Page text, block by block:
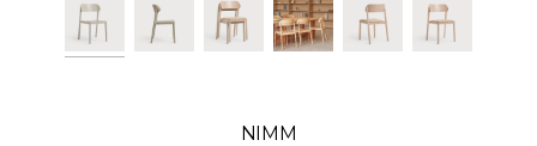
NIMM